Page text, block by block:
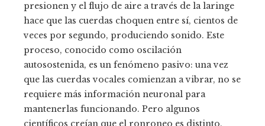
presionen y el flujo de aire a través de la laringe
hace que las cuerdas choquen entre sí, cientos de
veces por segundo, produciendo sonido. Este
proceso, conocido como oscilación
autosostenida, es un fenómeno pasivo: una vez
que las cuerdas vocales comienzan a vibrar, no se
requiere más información neuronal para
mantenerlas funcionando. Pero algunos
científicos creían que el ronroneo es distinto.